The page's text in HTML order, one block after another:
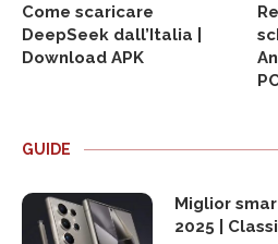
Come scaricare
DeepSeek dall’Italia |
Download APK
GUIDE
Miglior
2025 |